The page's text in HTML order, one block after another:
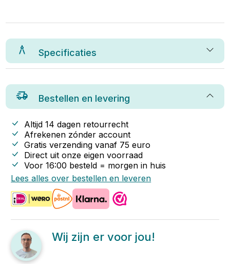
Specificaties
Bestellen en levering
Altijd 14 dagen retourrecht
Afrekenen zónder account
Gratis verzending vanaf 75 euro
Direct uit onze eigen voorraad
Voor 16:00 besteld = morgen in huis
Lees alles over bestellen en leveren
Wij zijn er voor jou!